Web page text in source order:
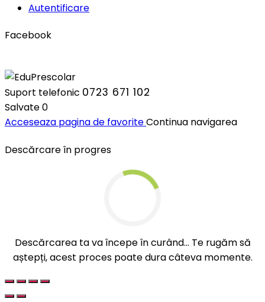
Autentificare
Facebook
Suport telefonic 0723 671 102
Salvate0
Acceseaza pagina de favoriteContinua navigarea
Descărcare în progres
Descărcarea ta va începe în curând... Te rugăm să
aștepți, acest proces poate dura câteva momente.